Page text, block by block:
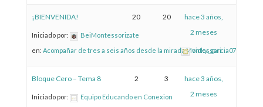
¡BIENVENIDA!
Iniciado por:
BeiMontessorizate
en: Acompañar de tres a seis años desde la mirada Montessori
20 20
hace 3 años,
2 meses
vicky_garcia07
Bloque Cero – Tema 8
Iniciado por:
Equipo Educando en Conexion
2 3
hace 3 años,
2 meses